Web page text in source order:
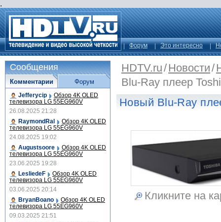
.
Форум Это интересно
HDTV.ru/Новости/
Blu-Ray плеер
Новый Blu-Ray
Кликните на
Сообщения
Комментарии
Jefferycip Обзор 4K OLED
телевизора LG 55EG960V
26.08.2025 21:28
RaymondRal
Обзор 4K OLED
телевизора LG 55EG960V
24.08.2025 19:02
Augustsoore
Обзор 4K OLED
телевизора LG 55EG960V
23.06.2025 19:28
LesliedeF
Обзор 4K OLED
телевизора LG 55EG960V
03.06.2025 20:14
BryanBoano
Обзор 4K OLED
телевизора LG 55EG960V
09.03.2025 21:51
Форум